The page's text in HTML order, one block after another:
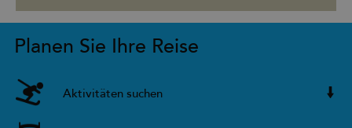
Planen Sie Ihre Reise
Aktivitäten suchen